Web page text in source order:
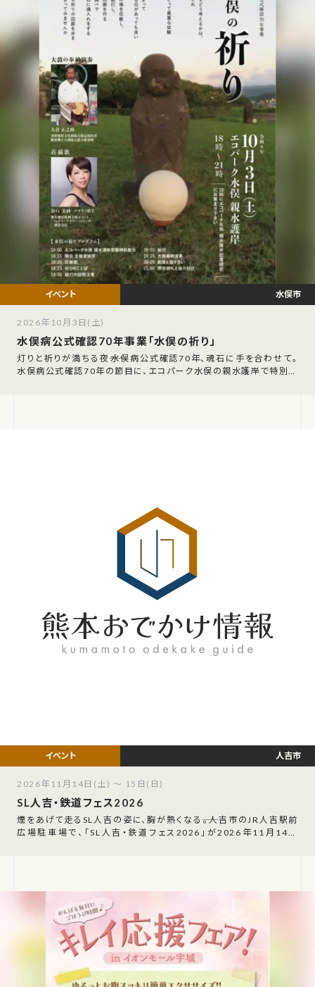
水俣病公式確認70年事業「水俣の祈り」
灯りと祈りが満ちる夜――水俣病公式確認70年、魂石に手を合わせて。
水俣病公式確認70年の節目に、エコパーク水俣の親水護岸で特別な
水俣市
2026年10月3日(土)
SL人吉・鉄道フェス2026
煙をあげて走るSL人吉の姿に、胸が熱くなる――。人吉市のJR人吉駅前
広場駐車場で、「SL人吉・鉄道フェス2026」が2026年11月14日
人吉市
2026年11月14日(土) ～ 15日(日)